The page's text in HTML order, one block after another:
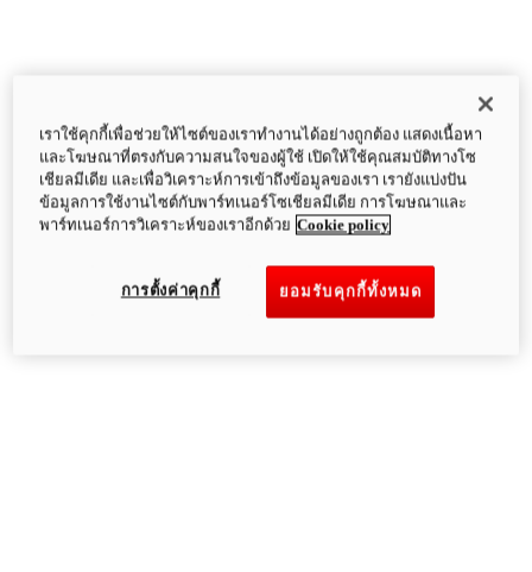
เราใช้คุกกี้เพื่อช่วยให้ไซต์ของเราทำงานได้อย่างถูกต้อง แสดงเนื้อหา
และโฆษณาที่ตรงกับความสนใจของผู้ใช้ เปิดให้ใช้คุณสมบัติทางโซ
เชียลมีเดีย และเพื่อวิเคราะห์การเข้าถึงข้อมูลของเรา เรายังแบ่งปัน
ข้อมูลการใช้งานไซต์กับพาร์ทเนอร์โซเชียลมีเดีย การโฆษณาและ
พาร์ทเนอร์การวิเคราะห์ของเราอีกด้วย Cookie policy
ยอมรับคุกกี้ทั้งหมด
การตั้งค่าคุกกี้